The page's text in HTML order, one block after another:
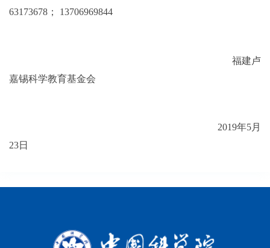
63173678 ； 13706969844
福建卢
嘉锡科学教育基金会
2019年5月
23日